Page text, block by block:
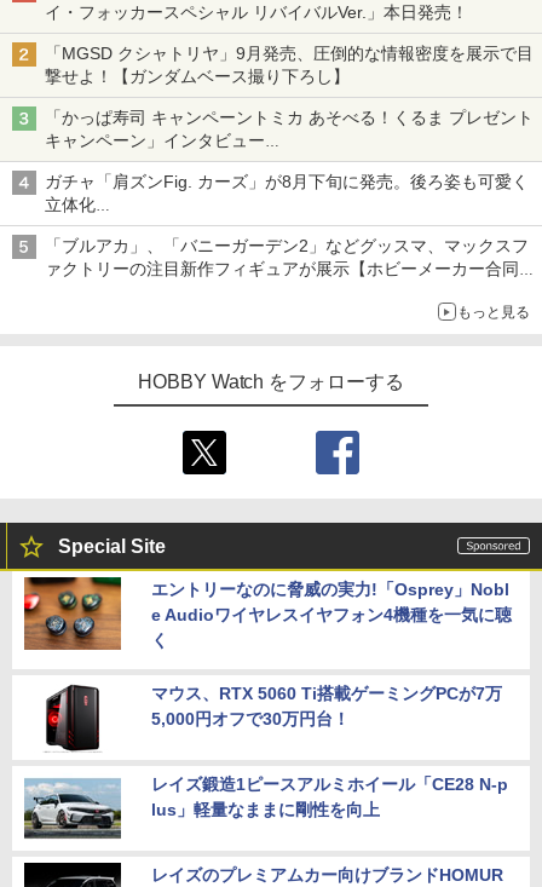
イ・フォッカースペシャル リバイバルVer.」本日発売！
「MGSD クシャトリヤ」9月発売、圧倒的な情報密度を展示で目
撃せよ！【ガンダムベース撮り下ろし】
「かっぱ寿司 キャンペーントミカ あそべる！くるま プレゼント
キャンペーン」インタビュー
子どもが楽しめるかっぱ寿司ならではの体験とコラボの楽しさを
追求
ガチャ「肩ズンFig. カーズ」が8月下旬に発売。後ろ姿も可愛く
立体化
ライトニング・マックィーンやメーターなど4種がラインナップ
「ブルアカ」、「バニーガーデン2」などグッスマ、マックスフ
ァクトリーの注目新作フィギュアが展示【ホビーメーカー合同展
もっと見る
HOBBY Watch をフォローする
Special Site
エントリーなのに脅威の実力!「Osprey」Nobl
e Audioワイヤレスイヤフォン4機種を一気に聴
く
マウス、RTX 5060 Ti搭載ゲーミングPCが7万
5,000円オフで30万円台！
レイズ鍛造1ピースアルミホイール「CE28 N-p
lus」軽量なままに剛性を向上
レイズのプレミアムカー向けブランドHOMUR